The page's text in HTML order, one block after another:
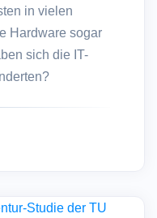
in vielen
Hardware sogar
sich die IT-